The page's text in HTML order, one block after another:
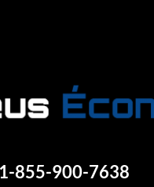
855-900-7638